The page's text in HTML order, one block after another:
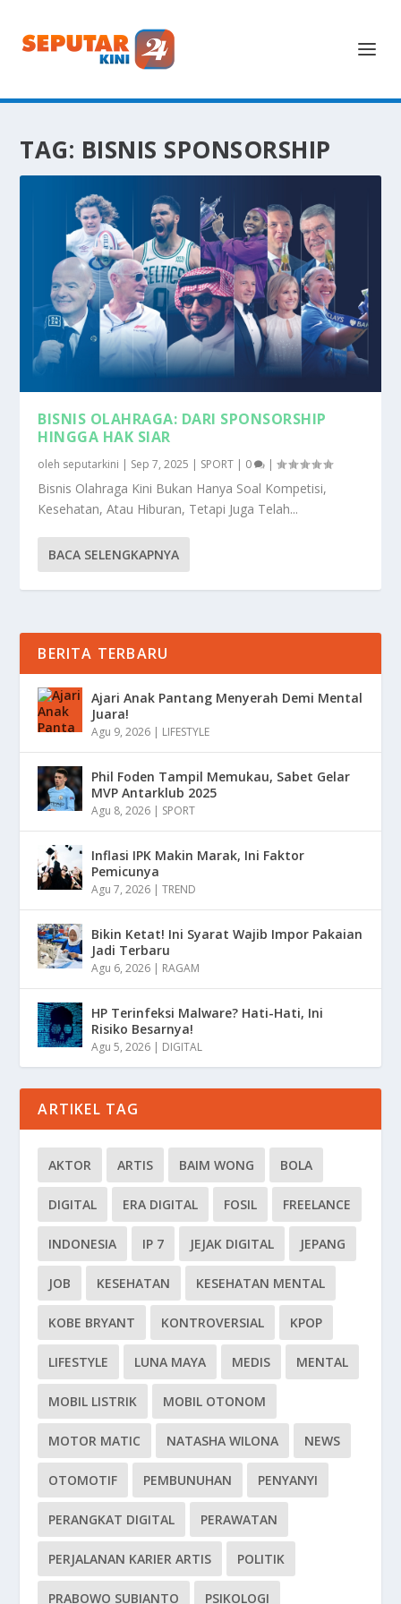
TAG: BISNIS SPONSORSHIP
BISNIS OLAHRAGA: DARI SPONSORSHIP
HINGGA HAK SIAR
oleh seputarkini | Sep 7, 2025 | SPORT | 0 |
Bisnis Olahraga Kini Bukan Hanya Soal Kompetisi,
Kesehatan, Atau Hiburan, Tetapi Juga Telah...
BACA SELENGKAPNYA
BERITA TERBARU
Ajari Anak Pantang Menyerah Demi Mental
Juara!
Agu 9, 2026 | LIFESTYLE
Phil Foden Tampil Memukau, Sabet Gelar
MVP Antarklub 2025
Agu 8, 2026 | SPORT
Inflasi IPK Makin Marak, Ini Faktor
Pemicunya
Agu 7, 2026 |TREND
Bikin Ketat! Ini Syarat Wajib Impor Pakaian
Jadi Terbaru
Agu 6, 2026 | RAGAM
HP Terinfeksi Malware? Hati-Hati, Ini
Risiko Besarnya!
Agu 5, 2026 | DIGITAL
ARTIKEL TAG
AKTOR ARTIS BAIM WONG BOLA
DIGITAL ERA DIGITAL FOSIL FREELANCE
INDONESIA IP 7 JEJAK DIGITAL JEPANG
JOB KESEHATAN KESEHATAN MENTAL
KOBE BRYANT KONTROVERSIAL KPOP
LIFESTYLE LUNA MAYA MEDIS MENTAL
MOBIL LISTRIK MOBIL OTONOM
MOTOR MATIC NATASHA WILONA NEWS
OTOMOTIF PEMBUNUHAN PENYANYI
PERANGKAT DIGITAL PERAWATAN
PERJALANAN KARIER ARTIS POLITIK
PRABOWO SUBIANTO PSIKOLOGI